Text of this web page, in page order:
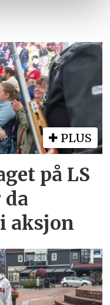
PLUS
på LS
aksjon